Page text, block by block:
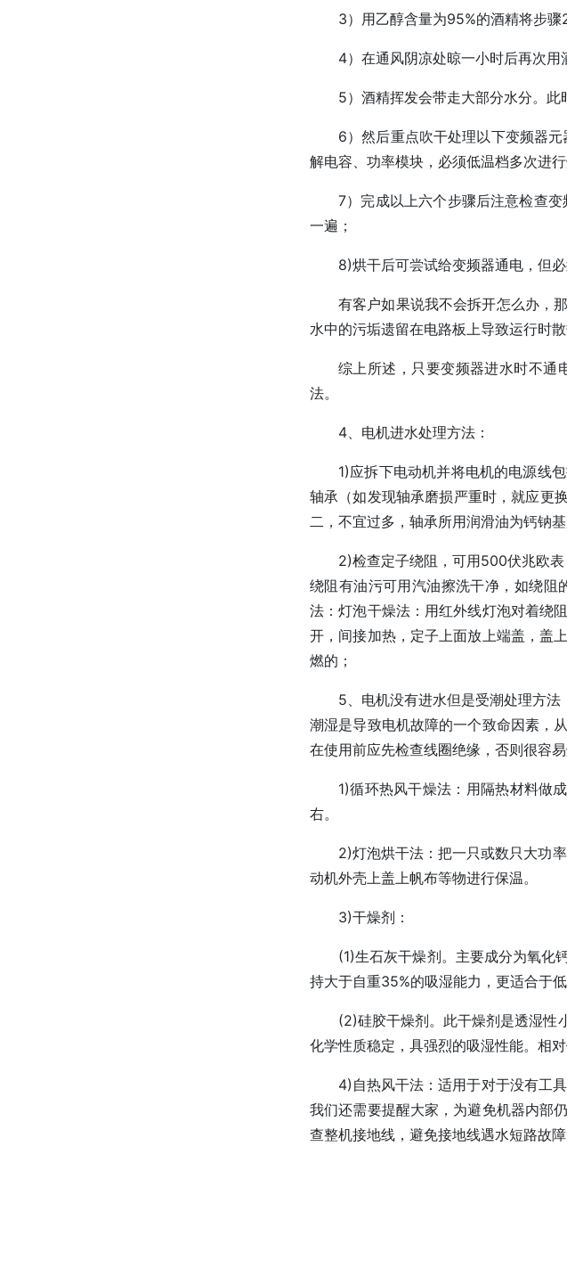
3）用乙醇含量为95%的酒精将步
4）在通风阴凉处晾一小时后再次用
5）酒精挥发会带走大部分水分。此
6）然后重点吹干处理以下变频器
解电容、功率模块，必须低温档多次进
7）完成以上六个步骤后注意检查
一遍；
8)烘干后可尝试给变频器通电，但
有客户如果说我不会拆开怎么办，
水中的污垢遗留在电路板上导致运行时散
综上所述，只要变频器进水时不通
法。
4、电机进水处理方法：
1)应拆下电动机并将电机的电源线
轴承（如发现轴承磨损严重时，就应更
二，不宜过多，轴承所用润滑油为钙钠基
2)检查定子绕阻，可用500伏兆欧
绕阻有油污可用汽油擦洗干净，如绕阻
法：灯泡干燥法：用红外线灯泡对着绕
开，间接加热，定子上面放上端盖，盖
燃的；
5、电机没有进水但是受潮处理方法
潮湿是导致电机故障的一个致命因素，
在使用前应先检查线圈绝缘，否则很容
1)循环热风干燥法：用隔热材料做
右。
2)灯泡烘干法：把一只或数只大功
动机外壳上盖上帆布等物进行保温。
3)干燥剂：
(1)生石灰干燥剂。主要成分为氧化
持大于自重35%的吸湿能力，更适合于
(2)硅胶干燥剂。此干燥剂是透湿性
化学性质稳定，具强烈的吸湿性能。相对
4)自热风干法：适用于对于没有工
我们还需要提醒大家，为避免机器内部
查整机接地线，避免接地线遇水短路故障